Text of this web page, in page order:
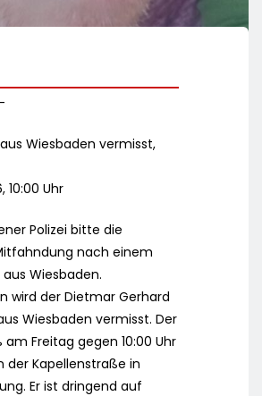
Wiesbaden vermisst,
10:00 Uhr
Polizei bitte die
nach einem
Wiesbaden.
wird der Dietmar Gerhard
Wiesbaden vermisst. Der
Freitag gegen 10:00 Uhr
der Kapellenstraße in
Er ist dringend auf